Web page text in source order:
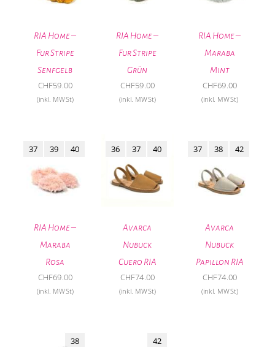
RIA Home –
Fur Stripe
Senfgelb
CHF59.00
(inkl. MWSt)
RIA Home –
Fur Stripe
Grün
CHF59.00
(inkl. MWSt)
RIA Home –
Maraba
Mint
CHF69.00
(inkl. MWSt)
RIA Home –
Maraba
Rosa
37 39 40
CHF69.00
(inkl. MWSt)
Avarca
Nubuck
Cuero RIA
36 37 40
CHF74.00
(inkl. MWSt)
Avarca
Nubuck
Papillon RIA
37 38 42
CHF74.00
(inkl. MWSt)
38 42